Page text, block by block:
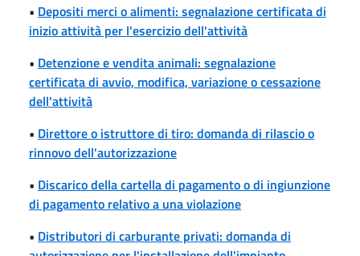
• Depositi merci o alimenti: segnalazione certificata di
inizio attività per l'esercizio dell'attività
• Detenzione e vendita animali: segnalazione
certificata di avvio, modifica, variazione o cessazione
dell'attività
• Direttore o istruttore di tiro: domanda di rilascio o
rinnovo dell'autorizzazione
• Discarico della cartella di pagamento o di ingiunzione
di pagamento relativo a una violazione
• Distributori di carburante privati: domanda di